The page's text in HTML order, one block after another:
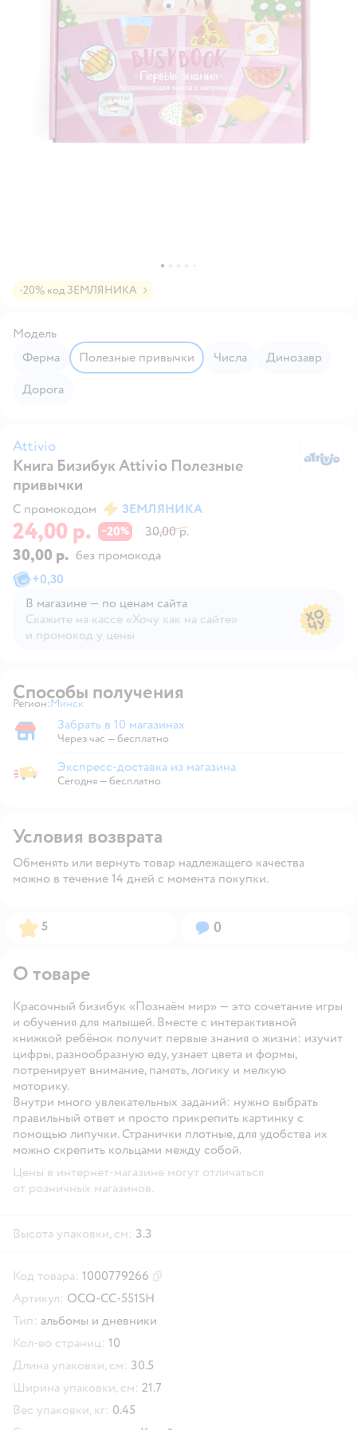
-20% код ЗЕМЛЯНИКА
Модель
Ферма
Полезные привычки Числа
Динозавр
Дорога
Attivio
Книга Бизибук Attivio Полезные
привычки
С промокодом ЗЕМЛЯНИКА
24,00 р. −20% 30,00 р.
30,00 р. без промокода
+0,30
В магазине — по ценам сайта
Скажите на кассе «Хочу как на сайте»
и промокод у цены
Способы получения
Регион: Выбор адреса доставки.
Минск
Забрать в магазине
Забрать в 10 магазинах
Через час — бесплатно
Экспресс-доставка из магазина
Экспресс-доставка из магазина
Сегодня—бесплатно
Условия возврата
Обменять или вернуть товар надлежащего качества
можно в течение 14 дней с момента покупки.
Рейтинг:
5 Вопросов:
0
О товаре
Красочный бизибук «Познаём мир» — это сочетание игры
и обучения для малышей. Вместе с интерактивной
книжкой ребёнок получит первые знания о жизни: изучит
цифры, разнообразную еду, узнает цвета и формы,
потренирует внимание, память, логику и мелкую
моторику.
Внутри много увлекательных заданий: нужно выбрать
правильный ответ и просто прикрепить картинку с
помощью липучки. Странички плотные, для удобства их
можно скрепить кольцами между собой.
Цены в интернет-магазине могут отличаться
от розничных магазинов.
Высота упаковки, см: 3.3
Код товара: 1000779266
Артикул: OCQ-CC-551SH
Тип: альбомы и дневники
Кол-во страниц: 10
Длина упаковки, см: 30.5
Ширина упаковки, см: 21.7
Вес упаковки, кг: 0.45